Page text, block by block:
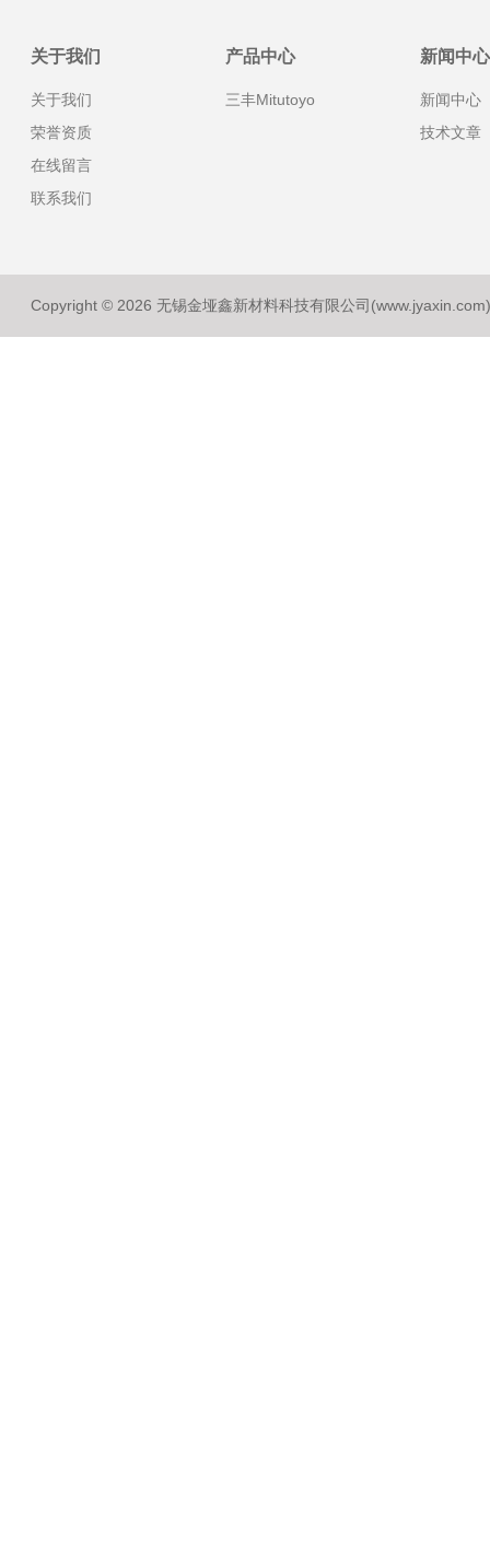
关于我们
关于我们
荣誉资质
在线留言
联系我们
产品中心
三丰Mitutoyo
新闻中心
新闻中心
技术文章
Copyright © 2026 无锡金垭鑫新材料科技有限公司